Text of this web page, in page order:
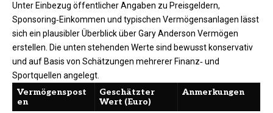
Unter Einbezug öffentlicher Angaben zu Preisgeldern,
Sponsoring‑Einkommen und typischen Vermögensanlagen lässt
sich ein plausibler Überblick über Gary Anderson Vermögen
erstellen. Die unten stehenden Werte sind bewusst konservativ
und auf Basis von Schätzungen mehrerer Finanz‑ und
Sportquellen angelegt.
Vermögenspost
en
Geschätzter
Wert (Euro)
Anmerkungen